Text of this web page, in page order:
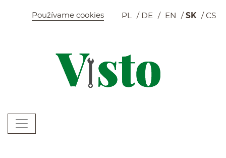
Szybkie menu
Používame cookies PL DE EN SK CS
Menu główne